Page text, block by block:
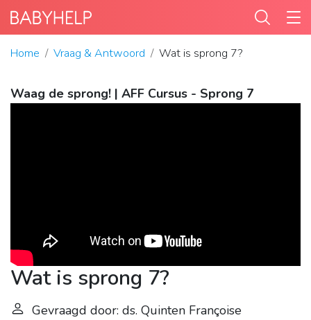
Home Vraag & Antwoord Wat is sprong 7?
Waag de sprong! | AFF Cursus - Sprong 7
Wat is sprong 7?
Gevraagd door: ds. Quinten Françoise